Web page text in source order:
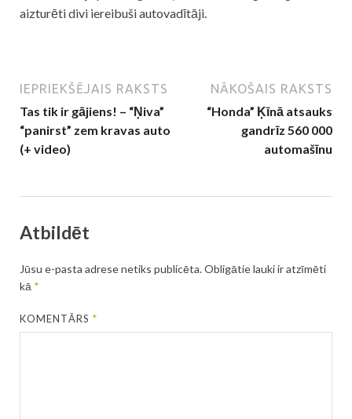
aizturēti divi iereibuši autovadītāji.
IEPRIEKŠĒJAIS RAKSTS
Tas tik ir gājiens! – “Ņiva”
“panirst” zem kravas auto
(+ video)
NĀKOŠAIS RAKSTS
“Honda” Ķīnā atsauks
gandrīz 560 000
automašīnu
Atbildēt
Jūsu e-pasta adrese netiks publicēta.Obligātie lauki ir atzīmēti
kā *
KOMENTĀRS*